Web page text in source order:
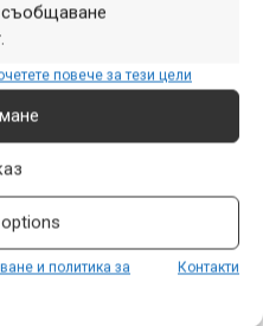
повече за тези цели
и политика за
Контакти
„западен“ колоездач те
тъй като често са
и в рядко
– една приятна за много
в някои части на света
стана ясно, цялата
основава на това, че в
за каране са свързани с
са поели някаква
от което българската
все още е мнооого